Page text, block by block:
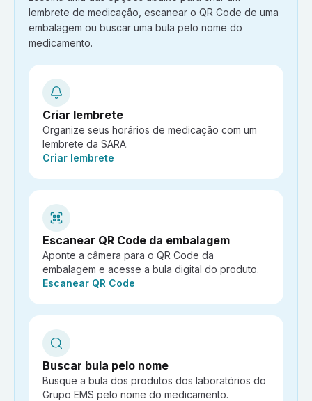
lembrete de medicação, escanear o QR Code de uma
embalagem ou buscar uma bula pelo nome do
medicamento.
Criar lembrete
Organize seus horários de medicação com um
lembrete da SARA.
Ação:
Criar lembrete
Escanear QR Code da embalagem
Aponte a câmera para o QR Code da
embalagem e acesse a bula digital do produto.
Ação:
Escanear QR Code
Buscar bula pelo nome
Busque a bula dos produtos dos laboratórios do
Grupo EMS pelo nome do medicamento.